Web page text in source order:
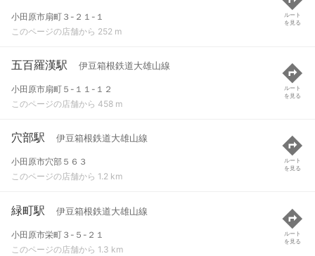
小田原市扇町３-２１-１
このページの店舗から 252 m
ルート
を見る
五百羅漢駅 伊豆箱根鉄道大雄山線
小田原市扇町５-１１-１２
このページの店舗から 458 m
ルート
を見る
穴部駅 伊豆箱根鉄道大雄山線
小田原市穴部５６３
このページの店舗から 1.2 km
ルート
を見る
緑町駅 伊豆箱根鉄道大雄山線
小田原市栄町３-５-２１
このページの店舗から 1.3 km
ルート
を見る